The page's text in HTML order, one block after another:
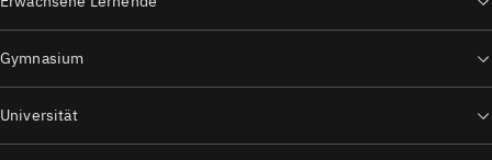
Gymnasium
Universität